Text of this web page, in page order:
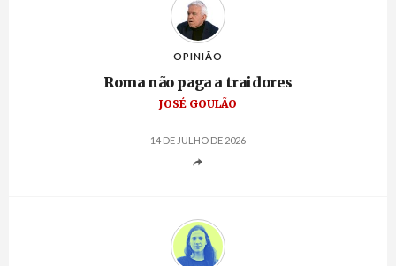
OPINIÃO
Roma não paga a traidores
JOSÉ GOULÃO
14 DE JULHO DE 2026